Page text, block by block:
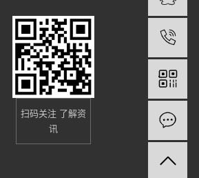
扫码关注 了解资
讯